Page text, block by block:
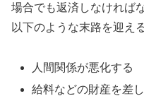
場合でも返済しなければ
以下のような末路を迎え
人間関係が悪化する
給料などの財産を差